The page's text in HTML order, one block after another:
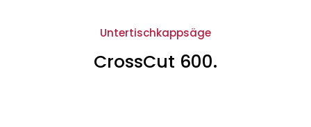
Untertischkappsäge
CrossCut 600.